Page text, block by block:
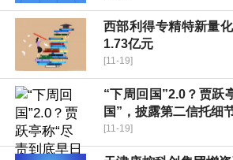
西部利得专精特新量
1.73亿元
[11-19]
“下周回国”2.0？贾跃
国”，披露第二信托细
[11-19]